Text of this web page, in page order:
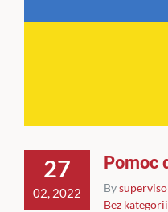
27
02, 2022
Pomoc
By
Bez kategorii